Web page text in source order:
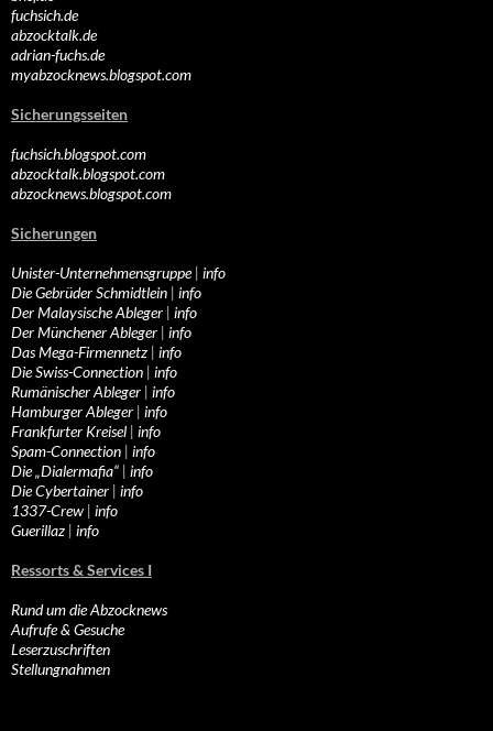
fuchsich.de
abzocktalk.de
adrian-fuchs.de
myabzocknews.blogspot.com
Sicherungsseiten
fuchsich.blogspot.com
abzocktalk.blogspot.com
abzocknews.blogspot.com
Sicherungen
Unister-Unternehmensgruppe| info
Die Gebrüder Schmidtlein | info
Der Malaysische Ableger | info
Der Münchener Ableger | info
Das Mega-Firmennetz | info
Die Swiss-Connection | info
Rumänischer Ableger | info
Hamburger Ableger | info
Frankfurter Kreisel | info
Spam-Connection | info
Die „Dialermafia“ | info
Die Cybertainer | info
1337-Crew | info
Guerillaz | info
Ressorts & Services I
Rund um die Abzocknews
Aufrufe & Gesuche
Leserzuschriften
Stellungnahmen